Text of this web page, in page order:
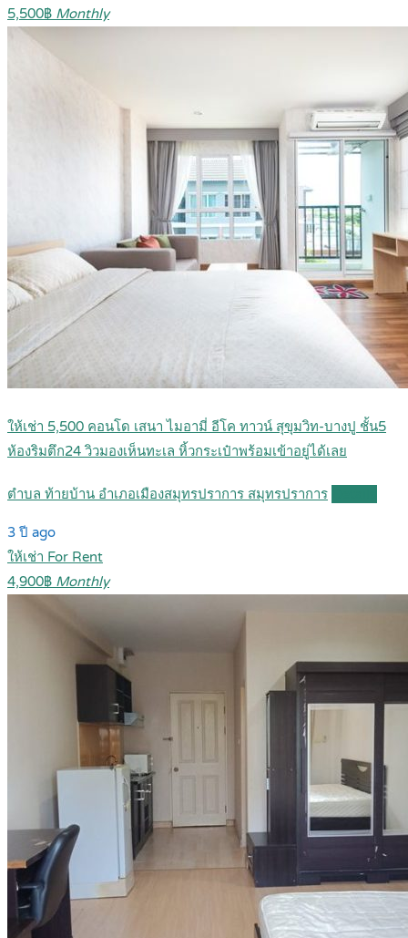
5,500฿ Monthly
ให้เช่า 5,500 คอนโด เสนา ไมอามี่ อีโค ทาวน์ สุขุมวิท-บางปู ชั้น5
ห้องริมตึก24 วิวมองเห็นทะเล หิ้วกระเป๋าพร้อมเข้าอยู่ได้เลย
ตำบล ท้ายบ้าน อำเภอเมืองสมุทรปราการ สมุทรปราการ
3 ปี ago
ให้เช่า For Rent
4,900฿ Monthly